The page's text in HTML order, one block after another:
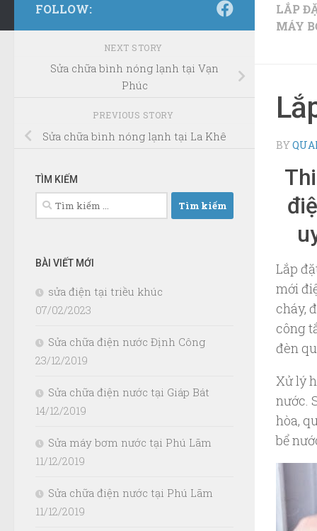
LẮP
MÁY
BY
Lắp
mới
cháy,
công
đèn
Xử lý
nước.
hòa,
bể
FOLLOW:
NEXT STORY
Sửa chữa bình nóng lạnh tại Vạn
Phúc
PREVIOUS STORY
Sửa chữa bình nóng lạnh tại La Khê
TÌM KIẾM
Tìm
kiếm
BÀI VIẾT MỚI
sửa điện tại triều khúc
07/02/2023
Sửa chữa điện nước Định Công
23/12/2019
Sửa chữa điện nước tại Giáp Bát
14/12/2019
Sửa máy bơm nước tại Phú Lãm
11/12/2019
Sửa chữa điện nước tại Phú Lãm
11/12/2019